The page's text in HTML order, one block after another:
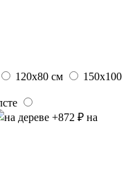
120х80 см
150х100
на